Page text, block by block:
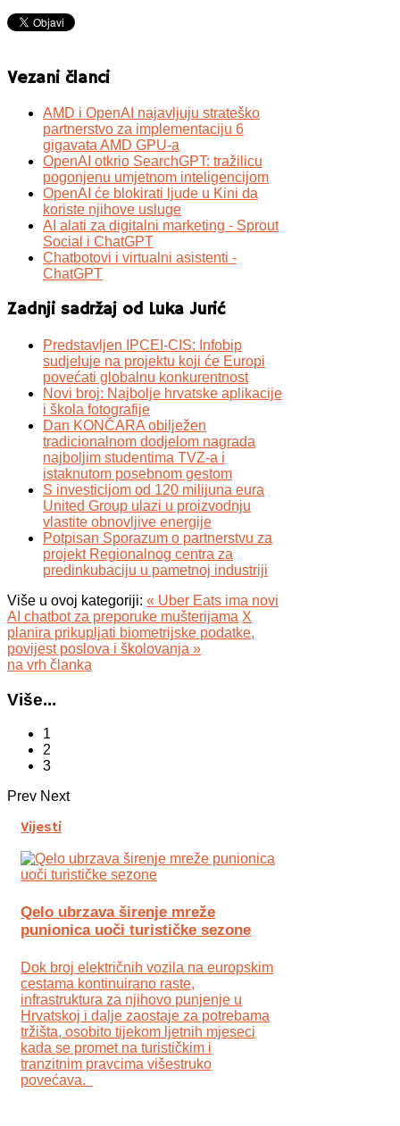
Vezani članci
AMD i OpenAI najavljuju strateško
partnerstvo za implementaciju 6
gigavata AMD GPU-a
OpenAI otkrio SearchGPT: tražilicu
pogonjenu umjetnom inteligencijom
OpenAI će blokirati ljude u Kini da
koriste njihove usluge
AI alati za digitalni marketing - Sprout
Social i ChatGPT
Chatbotovi i virtualni asistenti -
ChatGPT
Zadnji sadržaj od Luka Jurić
Predstavljen IPCEI-CIS: Infobip
sudjeluje na projektu koji će Europi
povećati globalnu konkurentnost
Novi broj: Najbolje hrvatske aplikacije
i škola fotografije
Dan KONČARA obilježen
tradicionalnom dodjelom nagrada
najboljim studentima TVZ-a i
istaknutom posebnom gestom
S investicijom od 120 milijuna eura
United Group ulazi u proizvodnju
vlastite obnovljive energije
Potpisan Sporazum o partnerstvu za
projekt Regionalnog centra za
predinkubaciju u pametnoj industriji
Više u ovoj kategoriji: « Uber Eats ima novi
AI chatbot za preporuke mušterijama X
planira prikupljati biometrijske podatke,
povijest poslova i školovanja »
na vrh članka
Više...
1
2
3
Prev Next
Vijesti
Qelo ubrzava širenje mreže
punionica uoči turističke sezone
Dok broj električnih vozila na europskim
cestama kontinuirano raste,
infrastruktura za njihovo punjenje u
Hrvatskoj i dalje zaostaje za potrebama
tržišta, osobito tijekom ljetnih mjeseci
kada se promet na turističkim i
tranzitnim pravcima višestruko
povećava.